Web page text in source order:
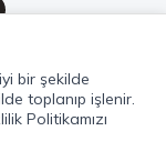
tutkunlarının
buluşturuyor.
demlemenin tadını
çayın taze
bir şekilde
toplanıp işlenir.
Politikamızı